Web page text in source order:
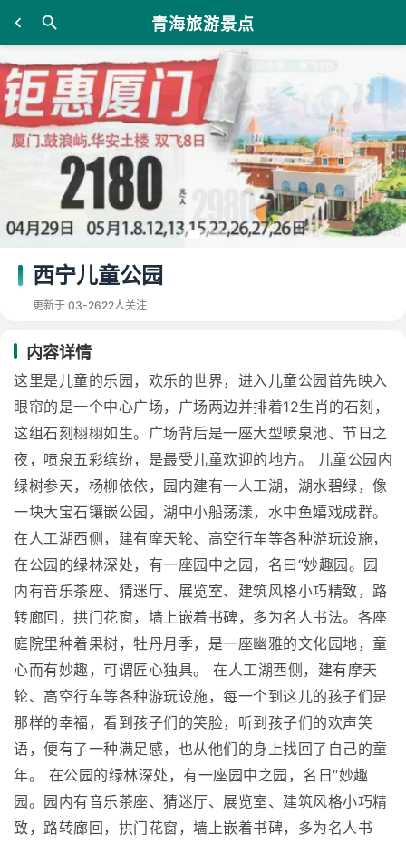
青海旅游景点
西宁儿童公园
更新于 03-2622人关注
内容详情
这里是儿童的乐园，欢乐的世界，进入儿童公园首先映入
眼帘的是一个中心广场，广场两边并排着12生肖的石刻，
这组石刻栩栩如生。广场背后是一座大型喷泉池、节日之
夜，喷泉五彩缤纷，是最受儿童欢迎的地方。 儿童公园内
绿树参天，杨柳依依，园内建有一人工湖，湖水碧绿，像
一块大宝石镶嵌公园，湖中小船荡漾，水中鱼嬉戏成群。
在人工湖西侧，建有摩天轮、高空行车等各种游玩设施，
在公园的绿林深处，有一座园中之园，名曰“妙趣园。园
内有音乐茶座、猜迷厅、展览室、建筑风格小巧精致，路
转廊回，拱门花窗，墙上嵌着书碑，多为名人书法。各座
庭院里种着果树，牡丹月季，是一座幽雅的文化园地，童
心而有妙趣，可谓匠心独具。 在人工湖西侧，建有摩天
轮、高空行车等各种游玩设施，每一个到这儿的孩子们是
那样的幸福，看到孩子们的笑脸，听到孩子们的欢声笑
语，便有了一种满足感，也从他们的身上找回了自己的童
年。 在公园的绿林深处，有一座园中之园，名日“妙趣
园。园内有音乐茶座、猜迷厅、展览室、建筑风格小巧精
致，路转廊回，拱门花窗，墙上嵌着书碑，多为名人书